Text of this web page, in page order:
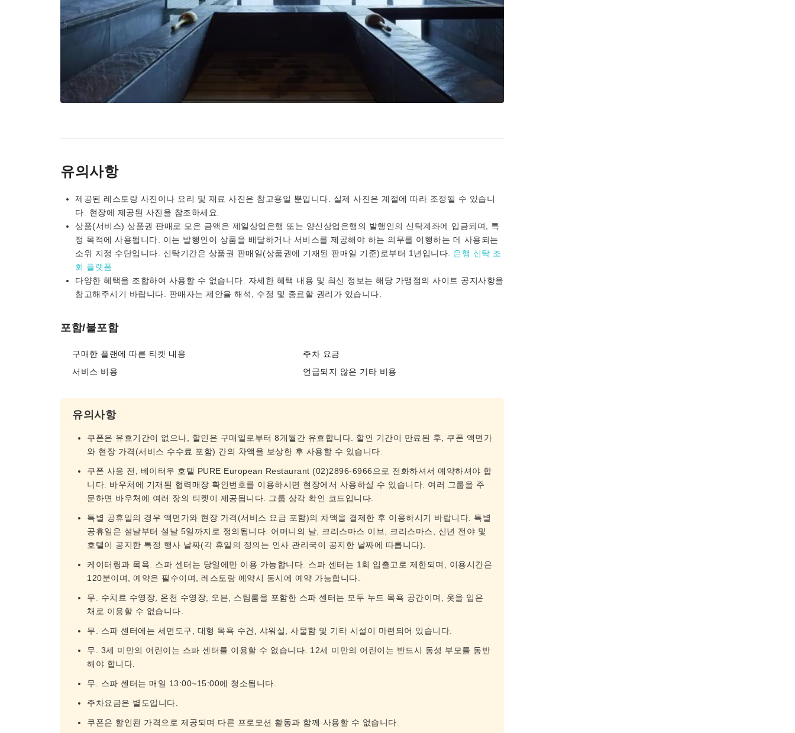
유의사항
제공된 레스토랑 사진이나 요리 및 재료 사진은 참고용일 뿐입니다. 실제 사진은 계절에 따라 조정될 수 있습니
다. 현장에 제공된 사진을 참조하세요.
상품(서비스) 상품권 판매로 모은 금액은 제일상업은행 또는 양신상업은행의 발행인의 신탁계좌에 입금되며, 특
정 목적에 사용됩니다. 이는 발행인이 상품을 배달하거나 서비스를 제공해야 하는 의무를 이행하는 데 사용되는
소위 지정 수단입니다. 신탁기간은 상품권 판매일(상품권에 기재된 판매일 기준)로부터 1년입니다. 은행 신탁 조
회 플랫폼
다양한 혜택을 조합하여 사용할 수 없습니다. 자세한 혜택 내용 및 최신 정보는 해당 가맹점의 사이트 공지사항을
참고해주시기 바랍니다. 판매자는 제안을 해석, 수정 및 종료할 권리가 있습니다.
포함/불포함
구매한 플랜에 따른 티켓 내용
서비스 비용
주차 요금
언급되지 않은 기타 비용
유의사항
쿠폰은 유효기간이 없으나, 할인은 구매일로부터 8개월간 유효합니다. 할인 기간이 만료된 후, 쿠폰 액면가
와 현장 가격(서비스 수수료 포함) 간의 차액을 보상한 후 사용할 수 있습니다.
쿠폰 사용 전, 베이터우 호텔 PURE European Restaurant (02)2896-6966으로 전화하셔서 예약하셔야 합
니다. 바우처에 기재된 협력매장 확인번호를 이용하시면 현장에서 사용하실 수 있습니다. 여러 그룹을 주
문하면 바우처에 여러 장의 티켓이 제공됩니다. 그룹 상각 확인 코드입니다.
특별 공휴일의 경우 액면가와 현장 가격(서비스 요금 포함)의 차액을 결제한 후 이용하시기 바랍니다. 특별
공휴일은 설날부터 설날 5일까지로 정의됩니다. 어머니의 날, 크리스마스 이브, 크리스마스, 신년 전야 및
호텔이 공지한 특정 행사 날짜(각 휴일의 정의는 인사 관리국이 공지한 날짜에 따릅니다).
케이터링과 목욕. 스파 센터는 당일에만 이용 가능합니다. 스파 센터는 1회 입출고로 제한되며, 이용시간은
120분이며, 예약은 필수이며, 레스토랑 예약시 동시에 예약 가능합니다.
무. 수치료 수영장, 온천 수영장, 오븐, 스팀룸을 포함한 스파 센터는 모두 누드 목욕 공간이며, 옷을 입은
채로 이용할 수 없습니다.
무. 스파 센터에는 세면도구, 대형 목욕 수건, 샤워실, 사물함 및 기타 시설이 마련되어 있습니다.
무. 3세 미만의 어린이는 스파 센터를 이용할 수 없습니다. 12세 미만의 어린이는 반드시 동성 부모를 동반
해야 합니다.
무. 스파 센터는 매일 13:00~15:00에 청소됩니다.
주차요금은 별도입니다.
쿠폰은 할인된 가격으로 제공되며 다른 프로모션 활동과 함께 사용할 수 없습니다.